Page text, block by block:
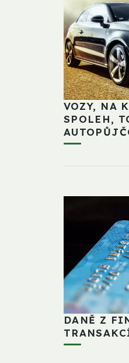
VOZY, NA
SPOLEH,
DANĚ Z